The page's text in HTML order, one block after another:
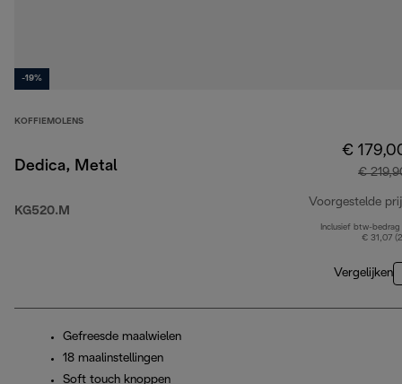
-19%
KOFFIEMOLENS
Dedica, Metal
KG520.M
€
€
Voorgestelde
Inclusief btw-bedrag
€ 31,07
Vergelijken
Gefreesde maalwielen
18 maalinstellingen
Soft touch knoppen